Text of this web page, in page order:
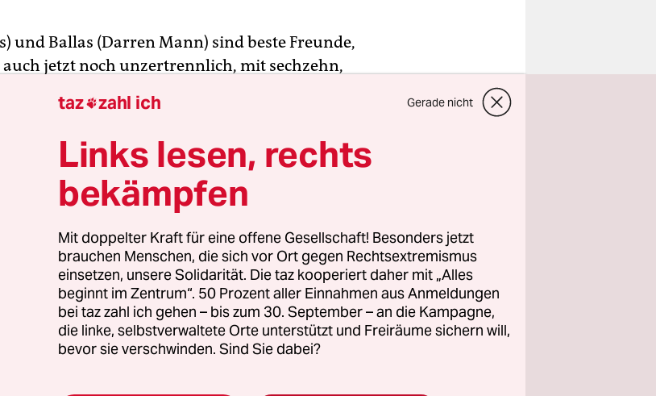
und Ballas (Darren Mann) sind beste Freunde,
jetzt noch unzertrennlich, mit sechzehn,
Stadt. Von Sex ist viel die Rede unter den Jungs
um Sex mit Mädchen, Franky hat es auf die
(Hailey Kittle) abgesehen, Cil hat es auf Franky
nicht gelingen, einen passenden Ort und
gemeinsamen Sex zu finden.
die Mutter, die Eltern, die Geschwister: Eine
Machen wirʼs im Park, schlägt Franky vor. Cil
match made in heaven.
taz zahl ich Gerade nicht
Links lesen, rechts
bekämpfen
Mit doppelter Kraft für eine offene Gesellschaft! Besonders jetzt
brauchen Menschen, die sich vor Ort gegen Rechtsextremismus
einsetzen, unsere Solidarität. Die taz kooperiert daher mit „Alles
beginnt im Zentrum“. 50 Prozent aller Einnahmen aus Anmeldungen
bei taz zahl ich gehen – bis zum 30. September – an die Kampagne,
die linke, selbstverwaltete Orte unterstützt und Freiräume sichern will,
bevor sie verschwinden. Sind Sie dabei?